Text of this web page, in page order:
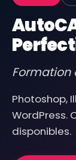
Formation
Photoshop,
WordPress.
disponibles.